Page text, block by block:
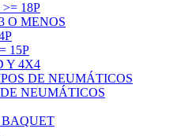
18P
O MENOS
15P
Y 4X4
DE NEUMÁTICOS
NEUMÁTICOS